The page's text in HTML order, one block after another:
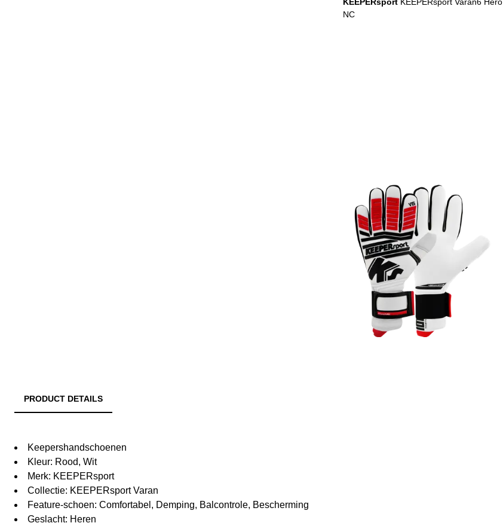
KEEPERsport KEEPERsport Varan6 Hero
NC
PRODUCT DETAILS
Keepershandschoenen
Kleur: Rood, Wit
Merk: KEEPERsport
Collectie: KEEPERsport Varan
Feature-schoen: Comfortabel, Demping, Balcontrole, Bescherming
Geslacht: Heren